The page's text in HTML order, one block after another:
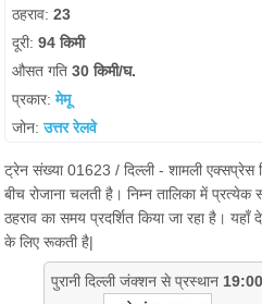
ठहराव:23
दूरी:94 किमी
औसत गति30 किमी/घ.
प्रकार:मेमू
जोन:उत्तर रेलवे
ट्रेन संख्या 01623 / दिल्ली - शामली एक्सप्रेस
बीच रोजाना चलती है। निम्न तालिका में
ठहराव का समय प्रदर्शित किया जा रहा है।
के लिए रूकती है|
पुरानी दिल्ली जंक्शन से प्रस्थान 19:00